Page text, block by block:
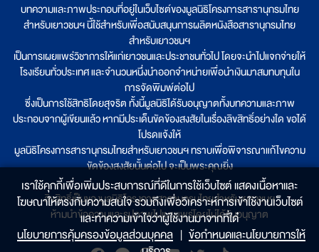
บทความและภาพประกอบที่อยู่ในเว็บไซต์ของมูลนิธิโครงการสารานุกรมไทย
สำหรับเยาวชนฯ นี้ใช้สำหรับเพื่อสนับสนุนการผลิตหนังสือสารานุกรมไทย
สำหรับเยาวชนฯ
เป็นการเผยแพร่วิชาการให้แก่เยาวชนและประชาชนทั่วไป โดยจะนำไปแจกจ่ายให้
โรงเรียนทั่วประเทศ และจำนวนหนึ่งนำออกจำหน่ายเพื่อนำเงินมาสมทบทุนใน
การจัดพิมพ์ต่อไป
ซึ่งเป็นการใช้สิทธิโดยสุจริต ทั้งนี้มูลนิธิได้รับอนุญาตทั้งบทความและภาพ
ประกอบจากผู้เขียนแล้ว หากมีประเด็นขัดข้องสงสัยในเรื่องลิขสิทธิ์อย่างใด ขอได้
โปรดแจ้งให้
มูลนิธิโครงการสารานุกรมไทยสำหรับเยาวชนฯ ทราบเพื่อพิจารณาแก้ไขความ
ขัดข้องสงสัยนั้นต่อไป จะเป็นพระคุณยิ่ง
ลิขสิทธิ์เป็นของมูลนิธิโครงการสารานุกรมไทยสำหรับเยาวชนฯ
ห้ามนำข้อความและรูปภาพไปเผยแพร่โดยไม่ได้รับอนุญาต
เราใช้คุกกี้เพื่อเพิ่มประสบการณ์ที่ดีในการใช้เว็บไซต์ แสดงเนื้อหาและ
โฆษณาให้ตรงกับความสนใจ รวมถึงเพื่อวิเคราะห์การเข้าใช้งานเว็บไซต์
และทำความเข้าใจว่าผู้ใช้งานมาจากที่ใด๋
นโยบายการคุ้มครองข้อมูลส่วนบุคคล | ข้อกำหนดและนโยบายการให้